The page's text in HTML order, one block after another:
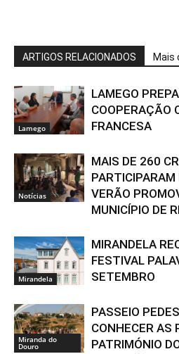
ARTIGOS RELACIONADOS Mais
Lamego
LAMEGO
COOPERAÇÃO
FRANCESA
Notícias
MAIS DE 260
PARTICIPARAM
VERÃO
MUNICÍPIO DE
Mirandela
MIRANDELA
FESTIVAL
SETEMBRO
Miranda do
Douro
PASSEIO
CONHECER AS
PATRIMÓNIO